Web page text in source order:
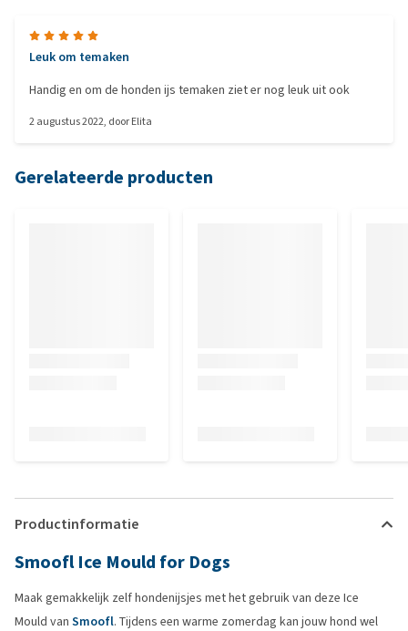
Leuk om temaken
Handig en om de honden ijs temaken ziet er nog leuk uit ook
2 augustus 2022, doorElita
Gerelateerde producten
Productinformatie
Smoofl Ice Mould for Dogs
Maak gemakkelijk zelf hondenijsjes met het gebruik van deze Ice
Mould van Smoofl. Tijdens een warme zomerdag kan jouw hond wel